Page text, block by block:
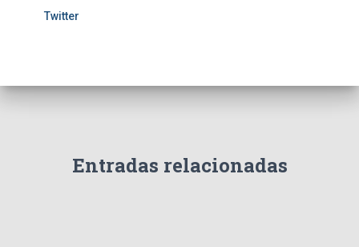
Twitter
Entradas relacionadas